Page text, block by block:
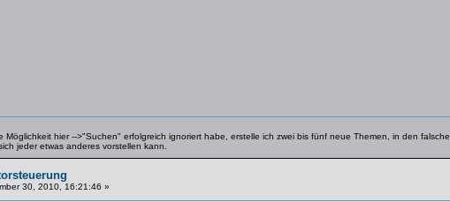
Möglichkeit hier -->"Suchen" erfolgreich ignoriert habe, erstelle ich zwei bis fünf neue Themen, in den
jeder etwas anderes vorstellen kann.
30, 2010, 16:21:46 »